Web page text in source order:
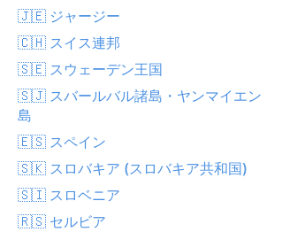
金 7. 8月
🇯🇪 ジャージー
🇨🇭 スイス連邦
🇸🇪 スウェーデン王国
🇸🇯 スバールバル諸島・ヤンマイエン
島
🇪🇸 スペイン
🇸🇰 スロバキア (スロバキア共和国)
🇸🇮 スロベニア
🇷🇸 セルビア